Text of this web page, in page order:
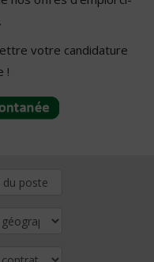
votre candidature
!